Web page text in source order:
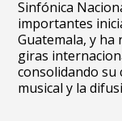
Sinfónica
importantes
Guatemala, y ha
giras
consolidando
musical y la